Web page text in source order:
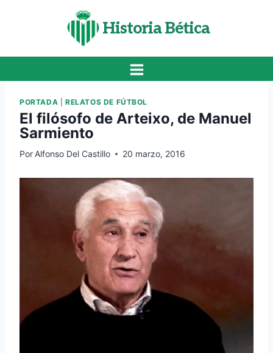
Historia Bética
PORTADA RELATOS DE FÚTBOL
El filósofo de Arteixo, de Manuel
Sarmiento
Por Alfonso Del Castillo 20 marzo, 2016